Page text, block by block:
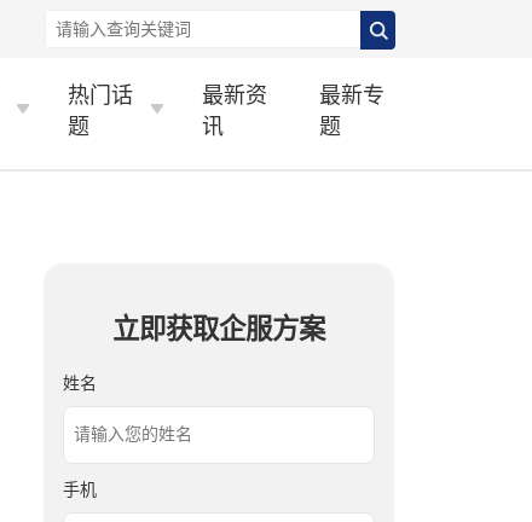
热门话
题
最新资
讯
最新专
题
立即获取企服方案
姓名
手机